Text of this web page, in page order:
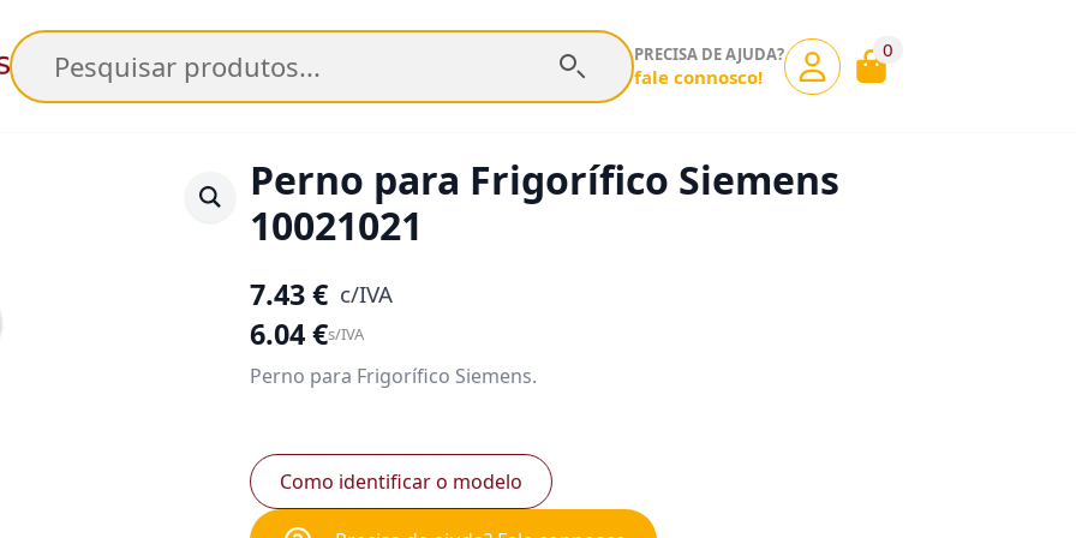
Pesquisar PRECISA DE AJUDA?
fale connosco!
0
Perno para Frigorífico Siemens
10021021
7.43€ c/IVA
6.04€s/IVA
Perno para Frigorífico Siemens.
Como identificar o modelo